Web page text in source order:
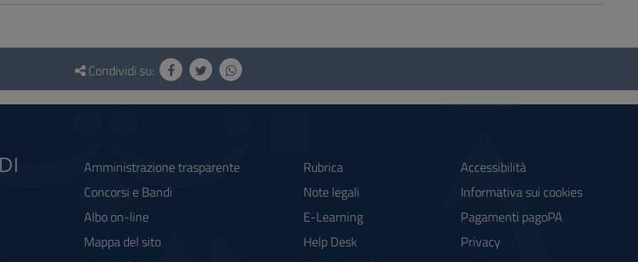
Condividi su:
Amministrazione trasparente
Concorsi e Bandi
Albo on-line
Mappa del sito
Rubrica
Note legali
E-Learning
Help Desk
Accessibilità
Informativa sui cookies
Pagamenti pagoPA
Privacy